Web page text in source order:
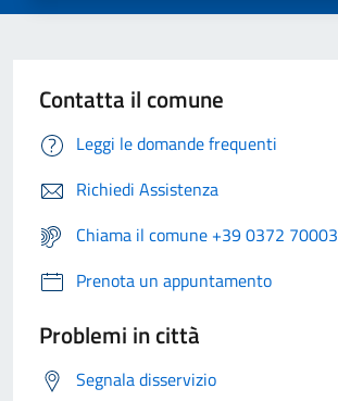
Contatta il comune
Leggi le domande frequenti
Richiedi Assistenza
Chiama il comune +39 0372 70003
Prenota un appuntamento
Problemi in città
Segnala disservizio